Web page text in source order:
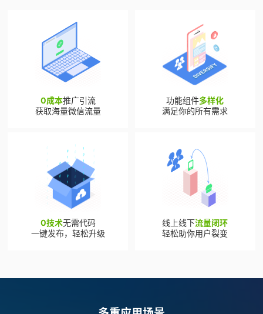
0成本推广引流
获取海量微信流量
功能组件多样化
满足你的所有需求
0技术无需代码
一键发布，轻松升级
线上线下流量闭环
轻松助你用户裂变